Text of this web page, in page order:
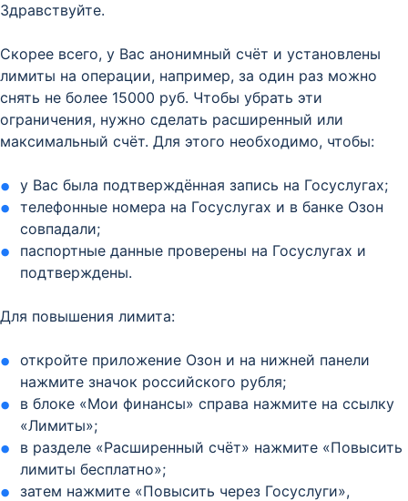
Здравствуйте.
Скорее всего, у Вас анонимный счёт и установлены
лимиты на операции, например, за один раз можно
снять не более 15000 руб. Чтобы убрать эти
ограничения, нужно сделать расширенный или
максимальный счёт. Для этого необходимо, чтобы:
у Вас была подтверждённая запись на Госуслугах;
телефонные номера на Госуслугах и в банке Озон
совпадали;
паспортные данные проверены на Госуслугах и
подтверждены.
Для повышения лимита:
откройте приложение Озон и на нижней панели
нажмите значок российского рубля;
в блоке «Мои финансы» справа нажмите на ссылку
«Лимиты»;
в разделе «Расширенный счёт» нажмите «Повысить
лимиты бесплатно»;
затем нажмите «Повысить через Госуслуги»,